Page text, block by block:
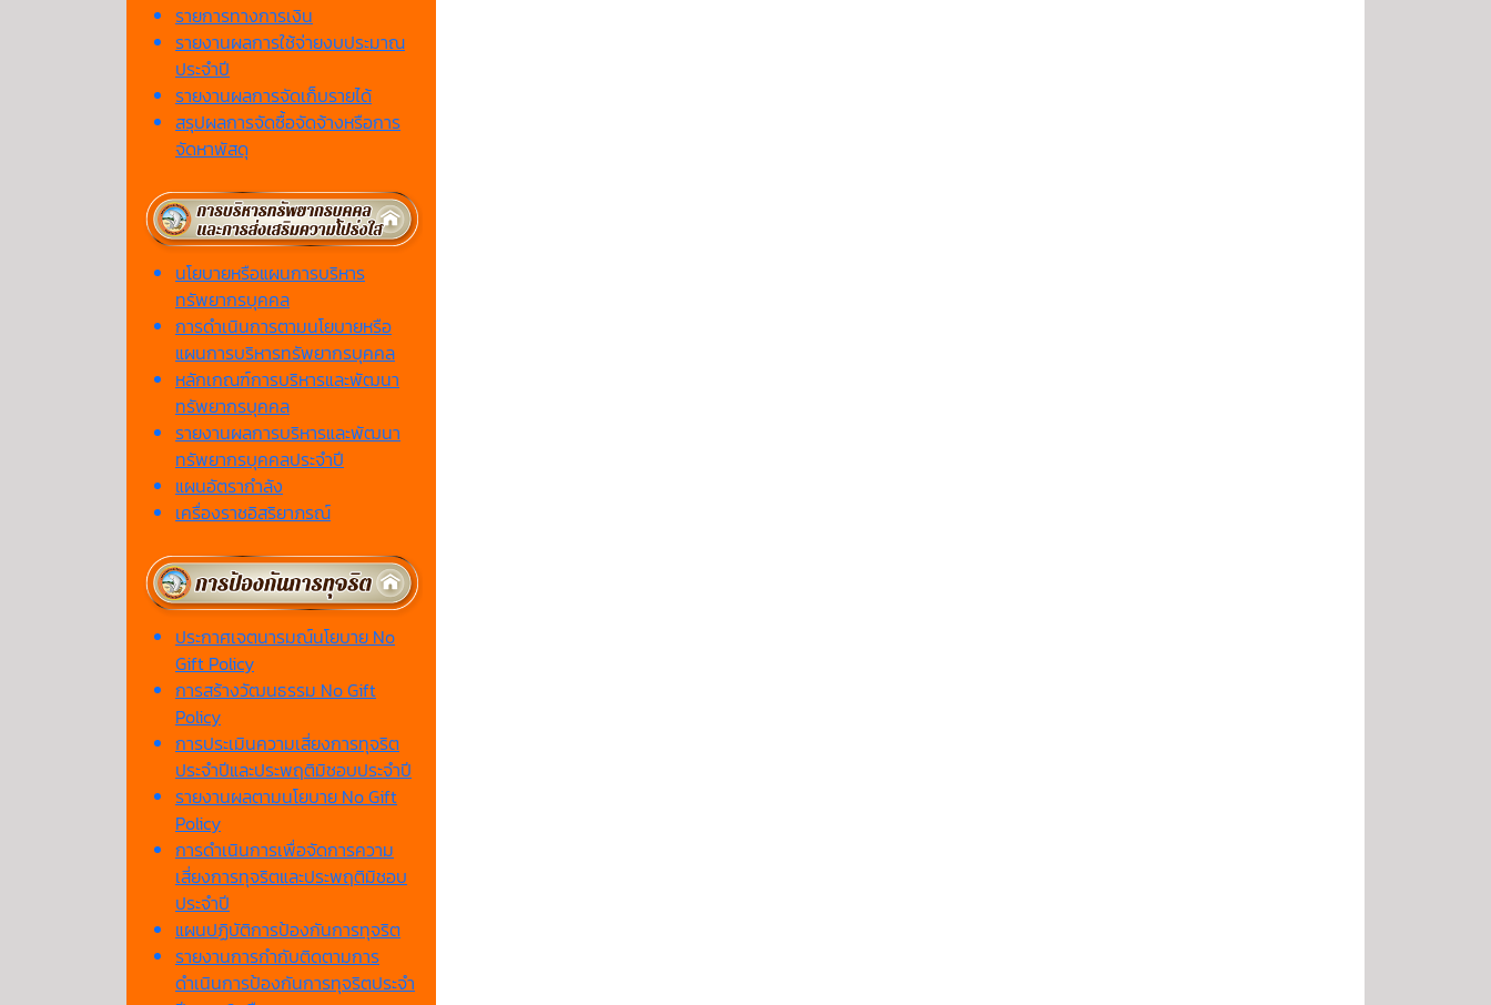
รายการทางการเงิน
รายงานผลการใช้จ่ายงบประมาณ
ประจำปี
รายงานผลการจัดเก็บรายได้
สรุปผลการจัดซื้อจัดจ้างหรือการ
จัดหาพัสดุ
นโยบายหรือแผนการบริหาร
ทรัพยากรบุคคล
การดำเนินการตามนโยบายหรือ
แผนการบริหารทรัพยากรบุคคล
หลักเกณฑ์การบริหารและพัฒนา
ทรัพยากรบุคคล
รายงานผลการบริหารและพัฒนา
ทรัพยากรบุคคลประจำปี
แผนอัตรากำลัง
เครื่องราชอิสริยาภรณ์
ประกาศเจตนารมณ์นโยบาย No
Gift Policy
การสร้างวัฒนธรรม No Gift
Policy
การประเมินความเสี่ยงการทุจริต
ประจำปีและประพฤติมิชอบประจำปี
รายงานผลตามนโยบาย No Gift
Policy
การดำเนินการเพื่อจัดการความ
เสี่ยงการทุจริตและประพฤติมิชอบ
ประจำปี
แผนปฏิบัติการป้องกันการทุจริต
รายงานการกำกับติดตามการ
ดำเนินการป้องกันการทุจริตประจำ